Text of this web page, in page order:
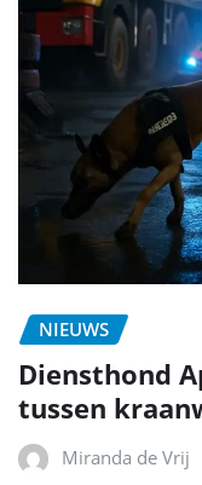
NIEUWS
Diensthond
tussen
Miranda de Vrij